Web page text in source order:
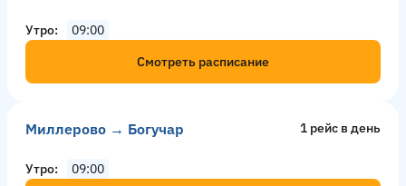
Утро
09:00
Смотреть расписание
Миллерово → Богучар 1 рейс в день
Утро
09:00